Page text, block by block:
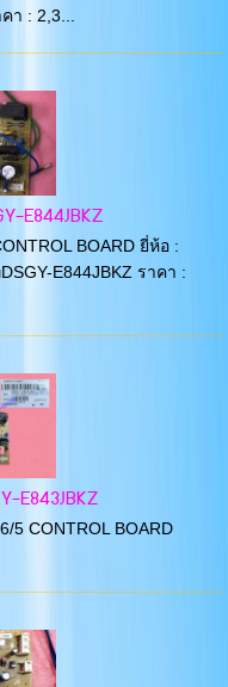
า : 2,3...
E844JBKZ
BOARD ยี่ห้อ :
E844JBKZ ราคา :
E843JBKZ
5 CONTROL BOARD